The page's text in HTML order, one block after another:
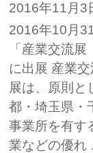
2016年11月3
2016年10月
「産業交流
に出展 産業
展は、原則と
都・埼玉県・
事業所を有す
業などの優